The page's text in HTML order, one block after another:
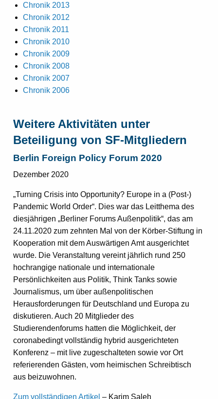
Chronik 2013
Chronik 2012
Chronik 2011
Chronik 2010
Chronik 2009
Chronik 2008
Chronik 2007
Chronik 2006
Weitere Aktivitäten unter
Beteiligung von SF-Mitgliedern
Berlin Foreign Policy Forum 2020
Dezember 2020
„Turning Crisis into Opportunity? Europe in a (Post-)
Pandemic World Order“. Dies war das Leitthema des
diesjährigen „Berliner Forums Außenpolitik“, das am
24.11.2020 zum zehnten Mal von der Körber-Stiftung in
Kooperation mit dem Auswärtigen Amt ausgerichtet
wurde. Die Veranstaltung vereint jährlich rund 250
hochrangige nationale und internationale
Persönlichkeiten aus Politik, Think Tanks sowie
Journalismus, um über außenpolitischen
Herausforderungen für Deutschland und Europa zu
diskutieren. Auch 20 Mitglieder des
Studierendenforums hatten die Möglichkeit, der
coronabedingt vollständig hybrid ausgerichteten
Konferenz – mit live zugeschalteten sowie vor Ort
referierenden Gästen, vom heimischen Schreibtisch
aus beizuwohnen.
Zum vollständigen Artikel – Karim Saleh